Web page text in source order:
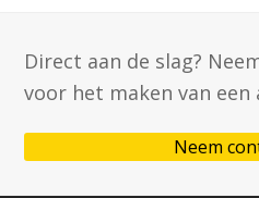
Direct aan de slag?
voor het maken van een
Neem